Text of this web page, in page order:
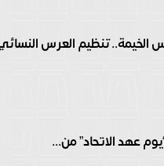
الخيمة.. تنظيم العرس
عهد الاتحاد” من...